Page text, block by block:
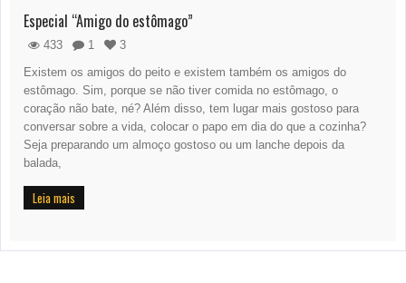
Especial “Amigo do estômago”
433 1
3
Existem os amigos do peito e existem também os amigos do
estômago. Sim, porque se não tiver comida no estômago, o
coração não bate, né? Além disso, tem lugar mais gostoso para
conversar sobre a vida, colocar o papo em dia do que a cozinha?
Seja preparando um almoço gostoso ou um lanche depois da
balada,
Leia mais